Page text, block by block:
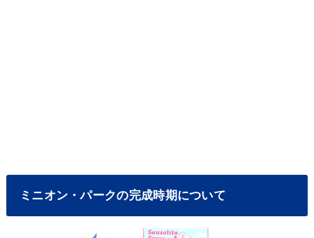
ミニオン・パークの完成時期について